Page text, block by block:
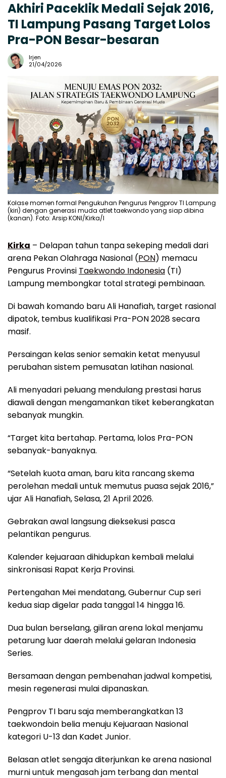
Akhiri Paceklik Medali Sejak 2016,
TI Lampung Pasang Target Lolos
Pra-PON Besar-besaran
Irjen
21/04/2026
Kolase momen formal Pengukuhan Pengurus Pengprov TI Lampung
(kiri) dengan generasi muda atlet taekwondo yang siap dibina
(kanan). Foto: Arsip KONI/Kirka/I
Kirka – Delapan tahun tanpa sekeping medali dari
arena Pekan Olahraga Nasional (PON) memacu
Pengurus Provinsi Taekwondo Indonesia (TI)
Lampung membongkar total strategi pembinaan.
Di bawah komando baru Ali Hanafiah, target rasional
dipatok, tembus kualifikasi Pra-PON 2028 secara
masif.
Persaingan kelas senior semakin ketat menyusul
perubahan sistem pemusatan latihan nasional.
Ali menyadari peluang mendulang prestasi harus
diawali dengan mengamankan tiket keberangkatan
sebanyak mungkin.
“Target kita bertahap. Pertama, lolos Pra-PON
sebanyak-banyaknya.
“Setelah kuota aman, baru kita rancang skema
perolehan medali untuk memutus puasa sejak 2016,”
ujar Ali Hanafiah, Selasa, 21 April 2026.
Gebrakan awal langsung dieksekusi pasca
pelantikan pengurus.
Kalender kejuaraan dihidupkan kembali melalui
sinkronisasi Rapat Kerja Provinsi.
Pertengahan Mei mendatang, Gubernur Cup seri
kedua siap digelar pada tanggal 14 hingga 16.
Dua bulan berselang, giliran arena lokal menjamu
petarung luar daerah melalui gelaran Indonesia
Series.
Bersamaan dengan pembenahan jadwal kompetisi,
mesin regenerasi mulai dipanaskan.
Pengprov TI baru saja memberangkatkan 13
taekwondoin belia menuju Kejuaraan Nasional
kategori U-13 dan Kadet Junior.
Belasan atlet sengaja diterjunkan ke arena nasional
murni untuk mengasah jam terbang dan mental